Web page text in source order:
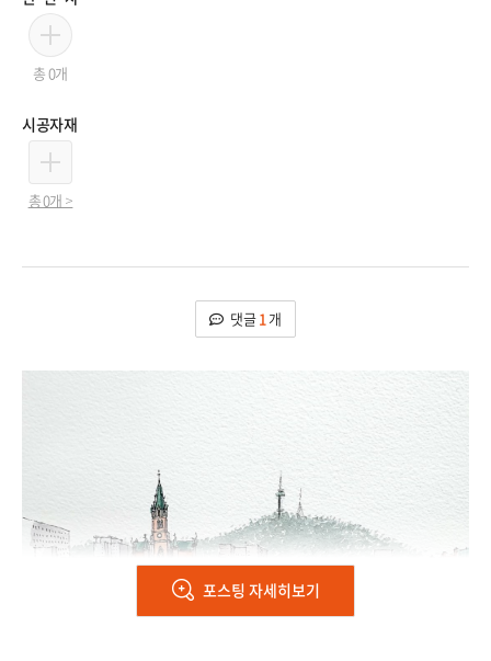
총 0개
시공자재
총 0개 >
댓글 1 개
포스팅